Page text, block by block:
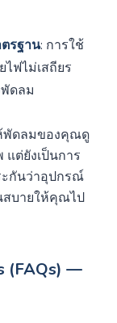
รฐาน: การใช้
ฟไม่เสถียร
ดลม
พัดลมของคุณดู
ต่ยังเป็นการ
ะกันว่าอุปกรณ์
สบายให้คุณไป
(FAQs) —